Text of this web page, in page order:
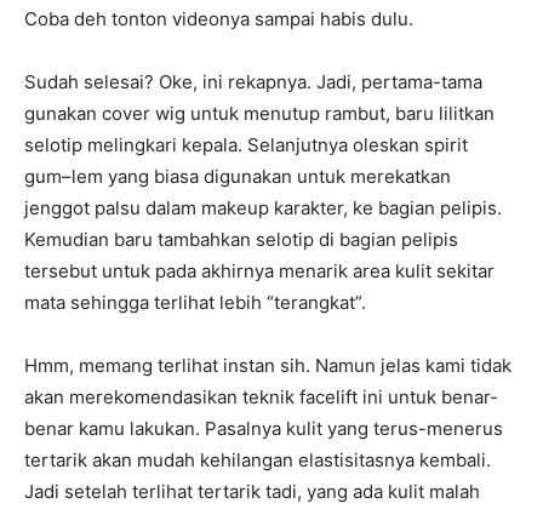
Coba deh tonton videonya sampai habis dulu.
Sudah selesai? Oke, ini rekapnya. Jadi, pertama-tama
gunakan cover wig untuk menutup rambut, baru lilitkan
selotip melingkari kepala. Selanjutnya oleskan spirit
gum–lem yang biasa digunakan untuk merekatkan
jenggot palsu dalam makeup karakter, ke bagian pelipis.
Kemudian baru tambahkan selotip di bagian pelipis
tersebut untuk pada akhirnya menarik area kulit sekitar
mata sehingga terlihat lebih “terangkat”.
Hmm, memang terlihat instan sih. Namun jelas kami tidak
akan merekomendasikan teknik facelift ini untuk benar-
benar kamu lakukan. Pasalnya kulit yang terus-menerus
tertarik akan mudah kehilangan elastisitasnya kembali.
Jadi setelah terlihat tertarik tadi, yang ada kulit malah